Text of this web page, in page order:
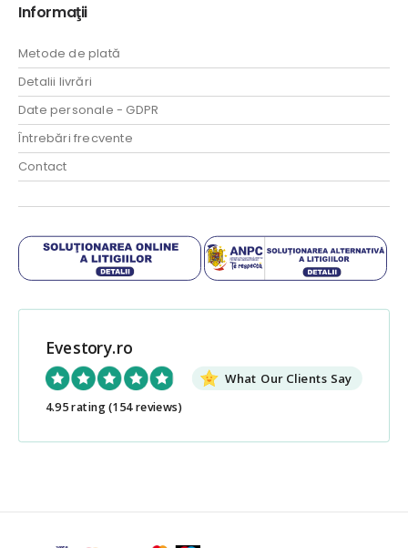
Informaţii
Metode de plată
Detalii livrări
Date personale - GDPR
Întrebări frecvente
Contact
Evestory.ro
What Our Clients Say
4.95 rating(154 reviews)